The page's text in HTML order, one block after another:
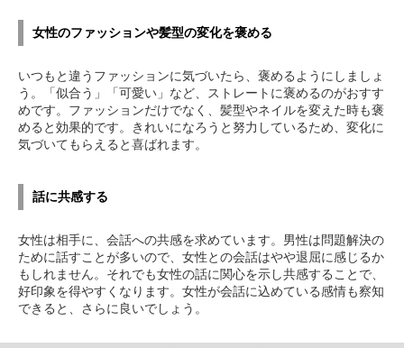
女性のファッションや髪型の変化を褒める
いつもと違うファッションに気づいたら、褒めるようにしましょ
う。「似合う」「可愛い」など、ストレートに褒めるのがおすす
めです。ファッションだけでなく、髪型やネイルを変えた時も褒
めると効果的です。きれいになろうと努力しているため、変化に
気づいてもらえると喜ばれます。
話に共感する
女性は相手に、会話への共感を求めています。男性は問題解決の
ために話すことが多いので、女性との会話はやや退屈に感じるか
もしれません。それでも女性の話に関心を示し共感することで、
好印象を得やすくなります。女性が会話に込めている感情も察知
できると、さらに良いでしょう。